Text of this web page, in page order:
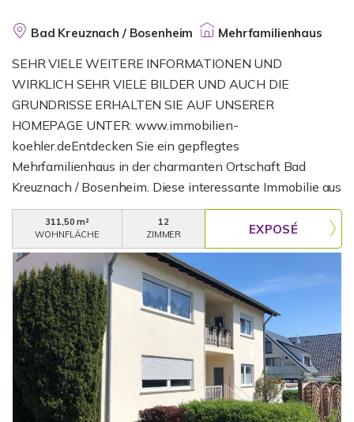
Bad Kreuznach / Bosenheim Mehrfamilienhaus
SEHR VIELE WEITERE INFORMATIONEN UND
WIRKLICH SEHR VIELE BILDER UND AUCH DIE
GRUNDRISSE ERHALTEN SIE AUF UNSERER
HOMEPAGE UNTER: www.immobilien-
koehler.deEntdecken Sie ein gepflegtes
Mehrfamilienhaus in der charmanten Ortschaft Bad
Kreuznach / Bosenheim. Diese interessante Immobilie aus
dem Jahr 1980 bietet Ihnen eine großzügige Wohnfläche
von ca. 312 m² auf einem weitläufigen Grundstück von ca.
753 m². Mit insgesamt 12 Zimmern und 4 Badezimmern
aufgeteilt auf 4 Wohnungen finden Investoren ideale
Bedingungen vor. Jede Wohneinheit bietet ausreichend
Raum und Komfort, was viele Nutzungsmöglichkeiten
eröffnet. Das Haus ist komplett vermietet.Die derzeitige
Nettokaltmiete liegt bei rund 39.436 EUR p.a inkl.
Garagen und Photovoltaik.Durch private Nutzung ist die
derzeit erzielte Nettokaltmiete niedriger. Bei Anpassung
der Miete im EG und der Vermietung von zwei privat
311,50 m²
WOHNFLÄCHE
12
ZIMMER